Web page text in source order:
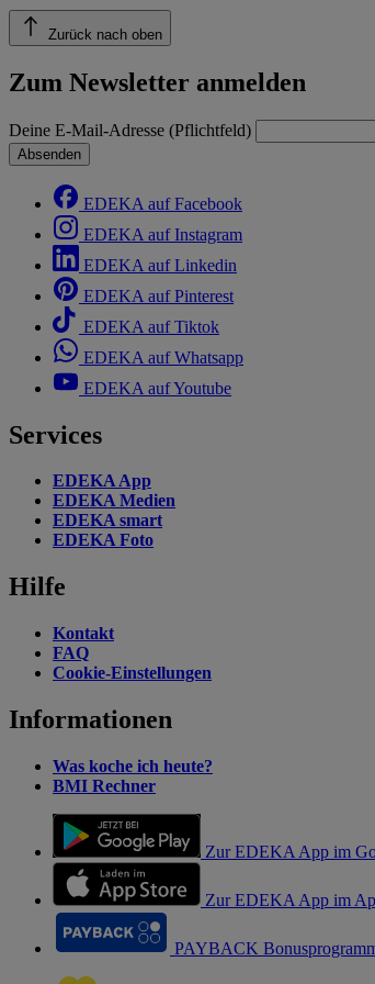
Zurück nach oben
Zum Newsletter anmelden
Deine E-Mail-Adresse (Pflichtfeld)
Absenden
EDEKA auf Facebook
EDEKA auf Instagram
EDEKA auf Linkedin
EDEKA auf Pinterest
EDEKA auf Tiktok
EDEKA auf Whatsapp
EDEKA auf Youtube
Services
EDEKA App
EDEKA Medien
EDEKA smart
EDEKA Foto
Hilfe
Kontakt
FAQ
Cookie-Einstellungen
Informationen
Was koche ich heute?
BMI Rechner
Zur EDEKA App im
Zur EDEKA App im
PAYBACK